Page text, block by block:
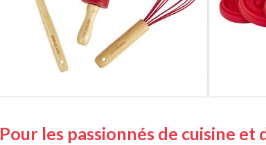
Pour les passionnés de cuisine et